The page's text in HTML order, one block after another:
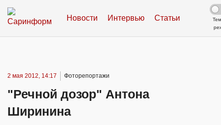
Новости Интервью Статьи
2 мая 2012, 14:17 Фоторепортажи
"Речной дозор" Антона
Ширинина